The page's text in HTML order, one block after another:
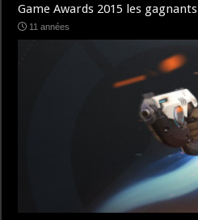
Game Awards 2015 les gagnants
11 années